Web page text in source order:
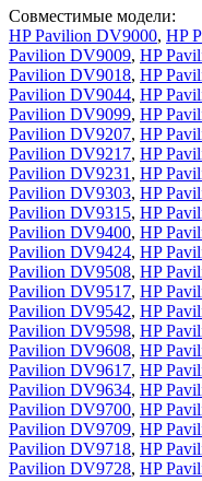
Совместимые модели:
HP Pavilion DV9000, HP
Pavilion DV9009, HP
Pavilion DV9018, HP
Pavilion DV9044, HP
Pavilion DV9099, HP
Pavilion DV9207, HP
Pavilion DV9217, HP
Pavilion DV9231 , HP
Pavilion DV9303, HP
Pavilion DV9315, HP
Pavilion DV9400, HP
Pavilion DV9424, HP
Pavilion DV9508, HP
Pavilion DV9517, HP
Pavilion DV9542, HP
Pavilion DV9598, HP
Pavilion DV9608, HP
Pavilion DV9617, HP
Pavilion DV9634, HP
Pavilion DV9700, HP
Pavilion DV9709, HP
Pavilion DV9718, HP
Pavilion DV9728, HP